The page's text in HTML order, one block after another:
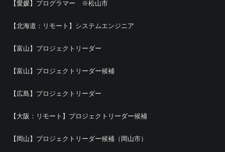
【愛媛】プログラマー ※松山市
【北海道：リモート】システムエンジニア
【富山】プロジェクトリーダー
【富山】プロジェクトリーダー候補
【広島】プロジェクトリーダー
【大阪：リモート】プロジェクトリーダー候補
【岡山】プロジェクトリーダー候補（岡山市）